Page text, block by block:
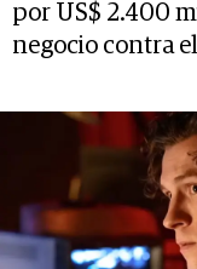
por US$ 2.400
negocio contra